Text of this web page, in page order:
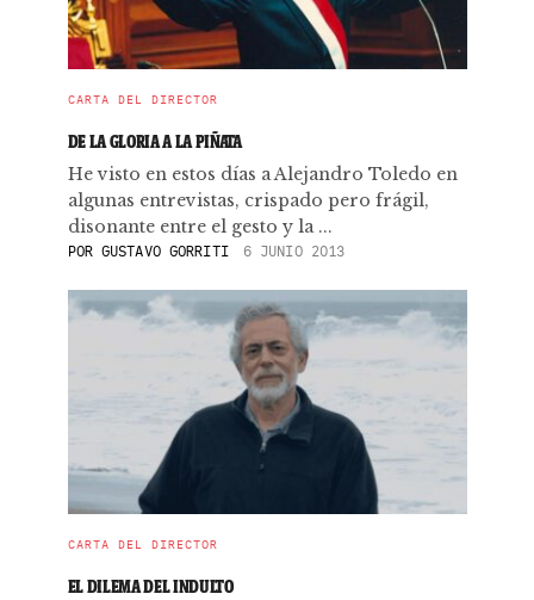
CARTA DEL DIRECTOR
DE LA GLORIA A LA PIÑATA
He visto en estos días a Alejandro Toledo en
algunas entrevistas, crispado pero frágil,
disonante entre el gesto y la ...
POR GUSTAVO GORRITI 6 JUNIO 2013
CARTA DEL DIRECTOR
EL DILEMA DEL INDULTO